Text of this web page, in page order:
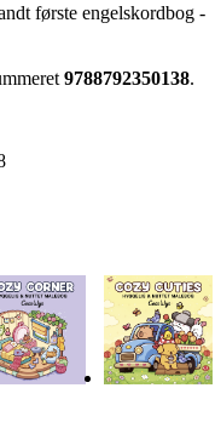
første engelskordbog -
9788792350138.